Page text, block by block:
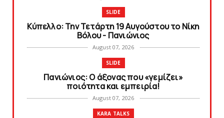
SLIDE
Κύπελλο: Την Τετάρτη 19 Αυγούστου το Νίκη
Βόλου - Πανιώνιος
August 07, 2026
SLIDE
Πανιώνιος: O άξονας που «γεμίζει»
ποιότητα και εμπειρία!
August 07, 2026
KARA TALKS